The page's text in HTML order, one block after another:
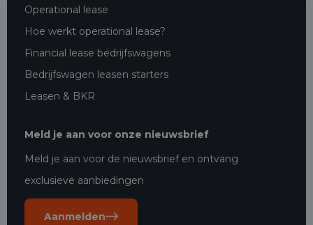
Operational lease
Hoe werkt operational lease?
Financial lease bedrijfswagens
Bedrijfswagen leasen starters
Leasen & BKR
Meld je aan voor onze nieuwsbrief
Meld je aan voor de nieuwsbrief en ontvang
exclusieve aanbiedingen
Aanmelden